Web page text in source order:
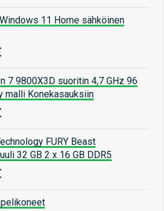
11 Home sähköinen
7 9800X3D suoritin 4,7 GHz 96
malli Konekasauksiin
FURY Beast
32 GB 2 x 16 GB DDR5